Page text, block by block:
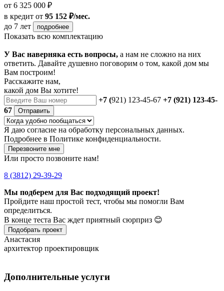
от 6 325 000 ₽
в кредит от 95 152 ₽/мес.
до 7 лет
подробнее
Показать всю комплектацию
У Вас наверняка есть вопросы, а нам не сложно на них
ответить. Давайте душевно поговорим о том, какой дом мы
Вам построим!
Расскажите нам,
какой дом Вы хотите!
+7 (921) 123-45-67 +7 (921) 123-45-
67
Отправить
Я даю согласие на обработку персональных данных.
Подробнее в Политике конфиденциальности.
Перезвоните мне
Или просто позвоните нам!
8 (3812) 29-39-29
Мы подберем для Вас подходящий проект!
Пройдите наш простой тест, чтобы мы помогли Вам
определиться.
В конце теста Вас ждет приятный сюрприз 😊
Подобрать проект
Анастасия
архитектор проектировщик
Дополнительные услуги